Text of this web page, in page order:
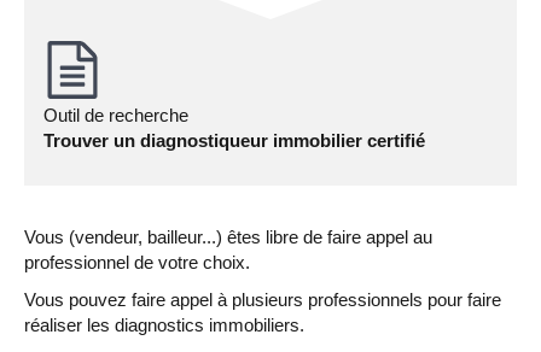
Outil de recherche
Trouver un diagnostiqueur immobilier certifié
Vous (vendeur, bailleur...) êtes libre de faire appel au
professionnel de votre choix.
Vous pouvez faire appel à plusieurs professionnels pour faire
réaliser les diagnostics immobiliers.